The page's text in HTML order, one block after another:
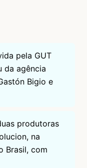
pela GUT
da agência
Bigio e
produtoras
na
Brasil, com